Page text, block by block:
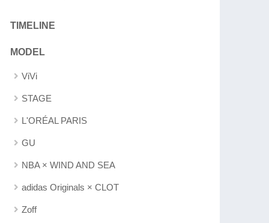
TIMELINE
MODEL
ViVi
STAGE
L'ORÉAL PARIS
GU
NBA × WIND AND SEA
adidas Originals × CLOT
Zoff